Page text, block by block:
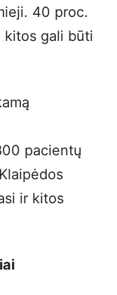
40 proc.
kitos gali būti
pacientų
ir kitos